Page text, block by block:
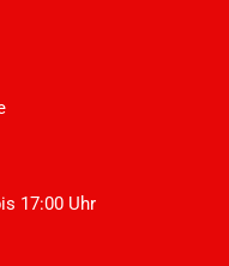
17:00 Uhr